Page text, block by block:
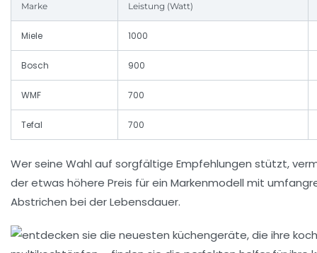
Marke Leistung (Watt)
Miele 1000
Bosch 900
WMF 700
Tefal 700
Wer seine Wahl auf sorgfältige Empfehlungen stützt,
der etwas höhere Preis für ein Markenmodell mit
Abstrichen bei der Lebensdauer.